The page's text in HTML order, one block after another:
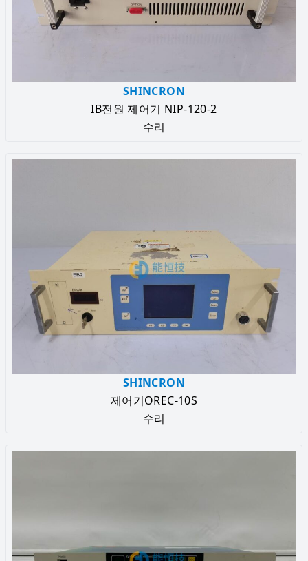
SHINCRON
IB전원 제어기 NIP-120-2
수리
SHINCRON
제어기OREC-10S
수리